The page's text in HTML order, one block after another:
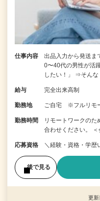
仕事内容
出品入力から発送ま
0〜40代の男性が活
したい！」 ⇒そん
給与 完全出来高制
勤務地 ご自宅 ※フルリモ
勤務時間
リモートワークのた
合わせください。
応募資格 ＼経験・資格・学歴
後で見る
更